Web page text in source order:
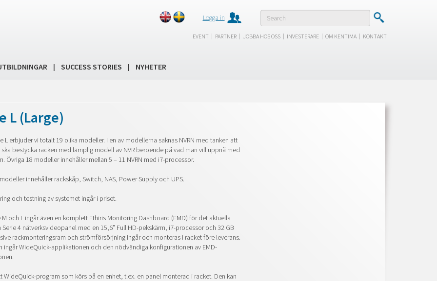
Logga in
EVENT | PARTNER | JOBBA HOS OSS | INVESTERARE | OM KENTIMA | KONTAKT
| SUCCESS STORIES | NYHETER
L (Large)
L erbjuder vi totalt 19 olika modeller. I en av modellerna saknas NVRN med tanken att
bestycka racken med lämplig modell av NVR beroende på vad man vill uppnå med
Övriga 18 modeller innehåller mellan 5 – 11 NVRN med i7-processor.
innehåller rackskåp, Switch, NAS, Power Supply och UPS.
och testning av systemet ingår i priset.
M och L ingår även en komplett Ethiris Monitoring Dashboard (EMD) för det aktuella
Serie 4 nätverksvideopanel med en 15,6” Full HD-pekskärm, i7-processor och 32 GB
rackmonteringsram och strömförsörjning ingår och monteras i racket före leverans.
ingår WideQuick-applikationen och den nödvändiga konfigurationen av EMD-
WideQuick-program som körs på en enhet, t.ex. en panel monterad i racket. Den kan